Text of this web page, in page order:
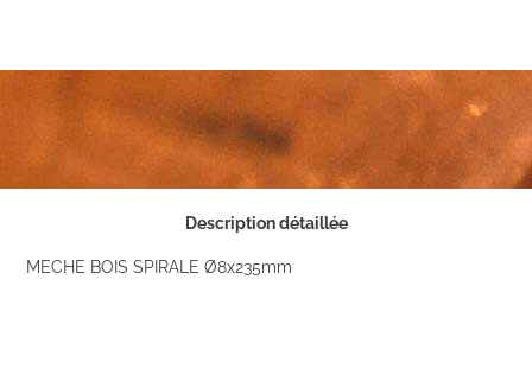
Description détaillée
MECHE BOIS SPIRALE Ø8x235mm